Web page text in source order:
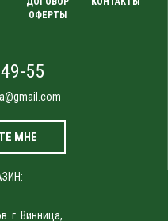
ОФЕРТЫ
55
МНЕ
г. Винница,